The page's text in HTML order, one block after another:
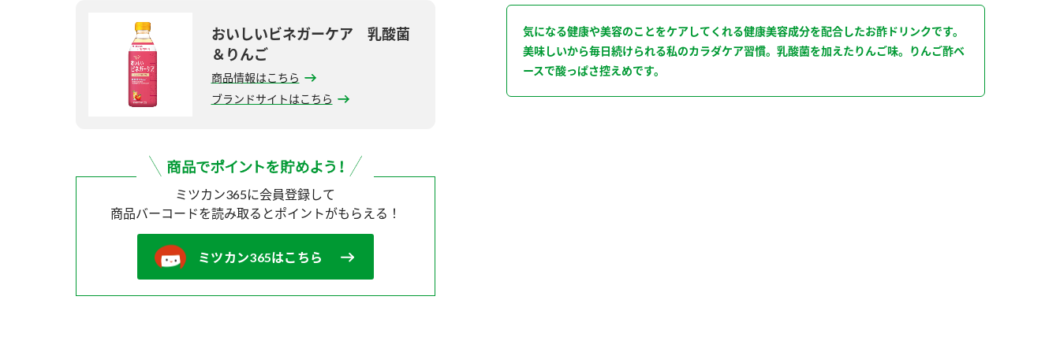
おいしいビネガーケア 乳酸菌
＆りんご
商品情報はこちら
ブランドサイトはこちら
ミツカン365に会員登録して
商品バーコードを読み取ると ポイントがもらえる！
ミツカン365はこちら
気になる健康や美容のことをケアしてくれる健康美容成分を配合したお酢ドリンクです。
美味しいから毎日続けられる私のカラダケア習慣。乳酸菌を加えたりんご味。りんご酢ベ
ースで酸っぱさ控えめです。